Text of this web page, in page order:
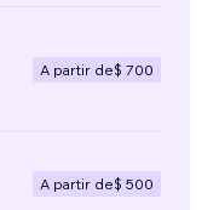
A partir de$ 700
A partir de$ 500